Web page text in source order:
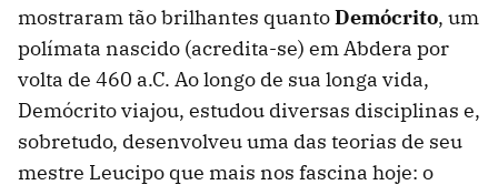
mostraram tão brilhantes quantoDemócrito, um
polímata nascido (acredita-se) em Abdera por
volta de 460 a.C. Ao longo de sua longa vida,
Demócrito viajou, estudou diversas disciplinas e,
sobretudo, desenvolveu uma das teorias de seu
mestre Leucipo que mais nos fascina hoje: o